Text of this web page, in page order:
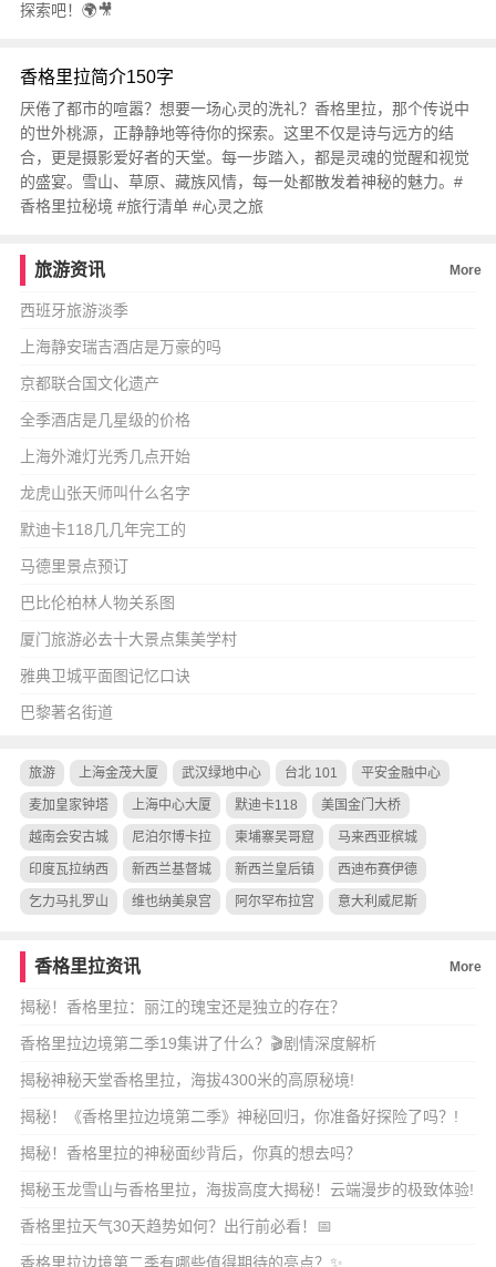
探索吧！🌍🎥
香格里拉简介150字
厌倦了都市的喧嚣？想要一场心灵的洗礼？香格里拉，那个传说中
的世外桃源，正静静地等待你的探索。这里不仅是诗与远方的结
合，更是摄影爱好者的天堂。每一步踏入，都是灵魂的觉醒和视觉
的盛宴。雪山、草原、藏族风情，每一处都散发着神秘的魅力。#
香格里拉秘境 #旅行清单 #心灵之旅
旅游资讯 More
西班牙旅游淡季
上海静安瑞吉酒店是万豪的吗
京都联合国文化遗产
全季酒店是几星级的价格
上海外滩灯光秀几点开始
龙虎山张天师叫什么名字
默迪卡118几几年完工的
马德里景点预订
巴比伦柏林人物关系图
厦门旅游必去十大景点集美学村
雅典卫城平面图记忆口诀
巴黎著名街道
旅游 上海金茂大厦 武汉绿地中心 台北 101 平安金融中心
麦加皇家钟塔 上海中心大厦 默迪卡118 美国金门大桥
越南会安古城 尼泊尔博卡拉 柬埔寨吴哥窟 马来西亚槟城
印度瓦拉纳西 新西兰基督城 新西兰皇后镇 西迪布赛伊德
乞力马扎罗山 维也纳美泉宫 阿尔罕布拉宫 意大利威尼斯
香格里拉资讯 More
揭秘！香格里拉：丽江的瑰宝还是独立的存在？
香格里拉边境第二季19集讲了什么？🎬剧情深度解析
揭秘神秘天堂香格里拉，海拔4300米的高原秘境!
揭秘！《香格里拉边境第二季》神秘回归，你准备好探险了吗？!
揭秘！香格里拉的神秘面纱背后，你真的想去吗？
揭秘玉龙雪山与香格里拉，海拔高度大揭秘！云端漫步的极致体验!
香格里拉天气30天趋势如何？出行前必看！📅
香格里拉边境第二季有哪些值得期待的亮点？✨